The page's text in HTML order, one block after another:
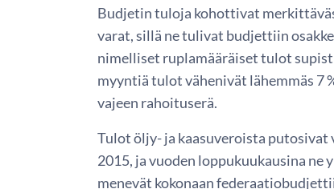
Budjetin tuloja kohottivat
varat, sillä ne tulivat budjettiin
nimelliset ruplamääräiset tulot
myyntiä tulot vähenivät lähemmäs 7
vajeen rahoituserä.
Tulot öljy- ja kaasuveroista putosivat
2015, ja vuoden loppukuukausina
menevät kokonaan